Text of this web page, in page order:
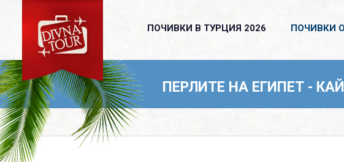
ПОЧИВКИ В ТУРЦИЯ 2026
ПОЧИВКИ ОТ ВАРНА
КРУИЗИ С ВОДАЧ
КРУИЗИ
ПОЛЕТИ ДО ГЕРМАНИЯ
ПОЧИВКИ В ТУРЦИЯ 2026 ПОЧИВКИ
ПЕРЛИТЕ НА ЕГИПЕТ -